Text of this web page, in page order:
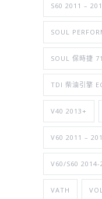
S60 2011 –
SOUL
SOUL 保時捷
TDI 柴油引擎
V40 2013+
V60 2011 –
V60/S60 2014-
VATH